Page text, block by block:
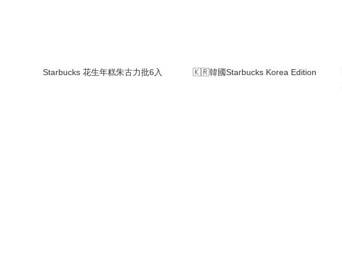
Starbucks 花生年糕朱古力批6入 🇰🇷韓國Starbucks Korea Edition